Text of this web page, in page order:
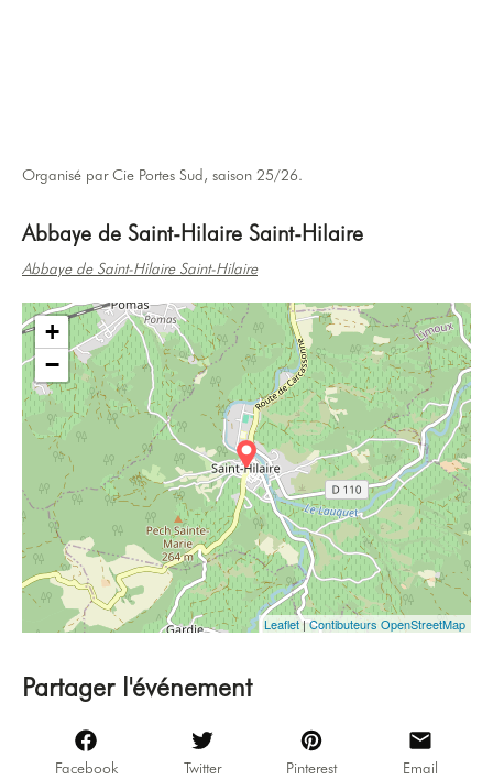
Organisé par Cie Portes Sud, saison 25/26.
Abbaye de Saint-Hilaire Saint-Hilaire
Abbaye de Saint-Hilaire Saint-Hilaire
+
−
Leaflet|Contibuteurs OpenStreetMap
Partager l'événement
Facebook Twitter Pinterest Email